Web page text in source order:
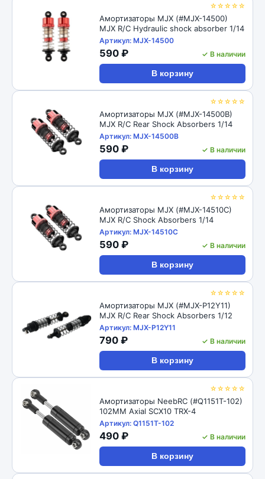
☆☆☆☆☆
Амортизаторы MJX (#MJX-14500)
MJX R/C Hydraulic shock absorber 1/14
Артикул: MJX-14500
590 ₽ ✓ В наличии
В корзину
☆☆☆☆☆
Амортизаторы MJX (#MJX-14500B)
MJX R/C Rear Shock Absorbers 1/14
Артикул: MJX-14500B
590 ₽ ✓ В наличии
В корзину
☆☆☆☆☆
Амортизаторы MJX (#MJX-14510C)
MJX R/C Shock Absorbers 1/14
Артикул: MJX-14510C
590 ₽ ✓ В наличии
В корзину
☆☆☆☆☆
Амортизаторы MJX (#MJX-P12Y11)
MJX R/C Rear Shock Absorbers 1/12
Артикул: MJX-P12Y11
790 ₽ ✓ В наличии
В корзину
☆☆☆☆☆
Амортизаторы NeebRC (#Q1151T-102)
102MM Axial SCX10 TRX-4
Артикул: Q1151T-102
490 ₽ ✓ В наличии
В корзину